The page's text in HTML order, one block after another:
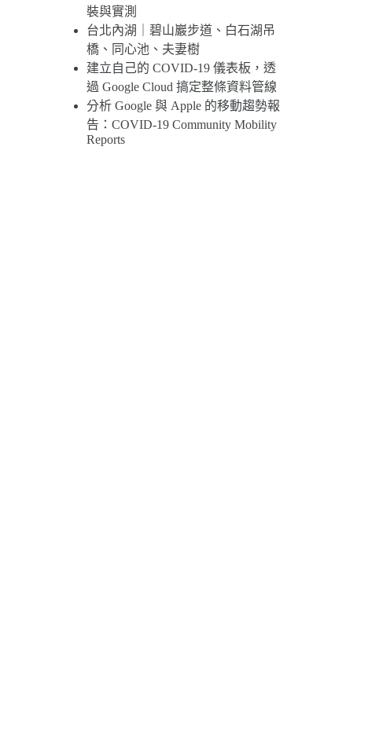
裝與實測
台北內湖｜碧山巖步道、白石湖吊
橋、同心池、夫妻樹
建立自己的 COVID-19 儀表板，透
過 Google Cloud 搞定整條資料管線
分析 Google 與 Apple 的移動趨勢報
告：COVID-19 Community Mobility
Reports